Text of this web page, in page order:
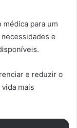
para um
e
e reduzir o
mais